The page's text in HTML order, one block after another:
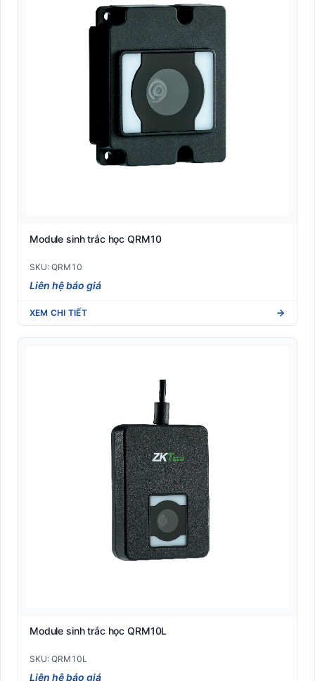
Module sinh trắc học QRM10
SKU: QRM10
Liên hệ báo giá
XEM CHI TIẾT
Module sinh trắc học QRM10L
SKU: QRM10L
Liên hệ báo giá